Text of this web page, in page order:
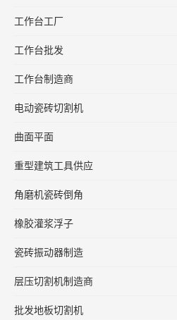
工作台工厂
工作台批发
工作台制造商
电动瓷砖切割机
曲面平面
重型建筑工具供应
角磨机瓷砖倒角
橡胶灌浆浮子
瓷砖振动器制造
层压切割机制造商
批发地板切割机